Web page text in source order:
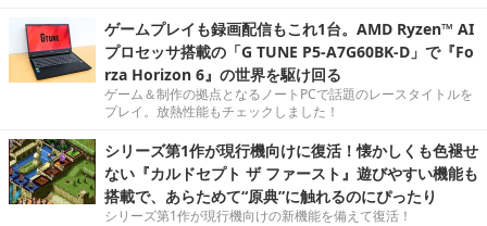
ゲームプレイも録画配信もこれ1台。AMD Ryzen™ AI
プロセッサ搭載の「G TUNE P5-A7G60BK-D」で『Fo
rza Horizon 6』の世界を駆け回る
ゲーム＆制作の拠点となるノートPCで話題のレースタイトルを
プレイ。放熱性能もチェックしました！
シリーズ第1作が現行機向けに復活！懐かしくも色褪せ
ない『カルドセプト ザ ファースト』遊びやすい機能も
搭載で、あらためて“原典”に触れるのにぴったり
シリーズ第1作が現行機向けの新機能を備えて復活！